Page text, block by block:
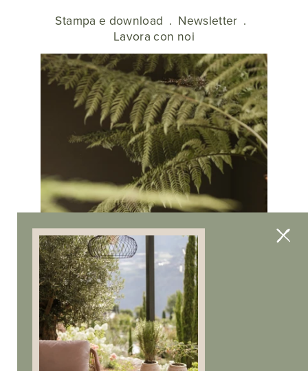
Stampa e download . Newsletter .
Lavora con noi
Note legali.Privacy.Cookies